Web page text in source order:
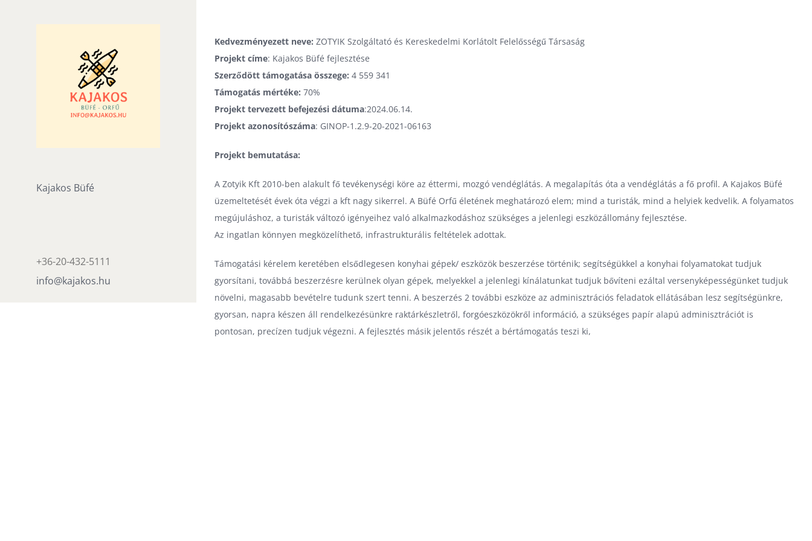
Kajakos Büfé
+36-20-432-5111
info@kajakos.hu
Kedvezményezett neve: ZOTYIK Szolgáltató és Kereskedelmi Korlátolt Felelősségű Társaság
Projekt címe: Kajakos Büfé fejlesztése
Szerződött támogatása összege: 4 559 341
Támogatás mértéke: 70%
Projekt tervezett befejezési dátuma:2024.06.14.
Projekt azonosítószáma: GINOP-1.2.9-20-2021-06163
Projekt bemutatása:
A Zotyik Kft 2010-ben alakult fő tevékenységi köre az éttermi, mozgó vendéglátás. A megalapítás óta a vendéglátás a fő profil. A Kajakos Büfé
üzemeltetését évek óta végzi a kft nagy sikerrel. A Büfé Orfű életének meghatározó elem; mind a turisták, mind a helyiek kedvelik. A folyamatos
megújuláshoz, a turisták változó igényeihez való alkalmazkodáshoz szükséges a jelenlegi eszközállomány fejlesztése.
Az ingatlan könnyen megközelíthető, infrastrukturális feltételek adottak.
Támogatási kérelem keretében elsődlegesen konyhai gépek/ eszközök beszerzése történik; segítségükkel a konyhai folyamatokat tudjuk
gyorsítani, továbbá beszerzésre kerülnek olyan gépek, melyekkel a jelenlegi kínálatunkat tudjuk bővíteni ezáltal versenyképességünket tudjuk
növelni, magasabb bevételre tudunk szert tenni. A beszerzés 2 további eszköze az adminisztrációs feladatok ellátásában lesz segítségünkre,
gyorsan, napra készen áll rendelkezésünkre raktárkészletről, forgóeszközökről információ, a szükséges papír alapú adminisztrációt is
pontosan, precízen tudjuk végezni. A fejlesztés másik jelentős részét a bértámogatás teszi ki,